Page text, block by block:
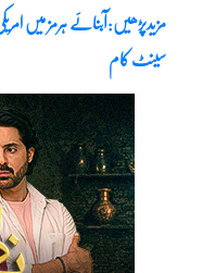
سینٹ کام